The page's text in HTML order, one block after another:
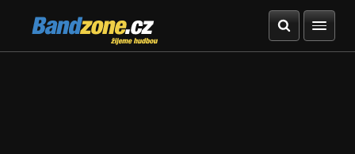
Bandzone.cz
žijeme hudbou